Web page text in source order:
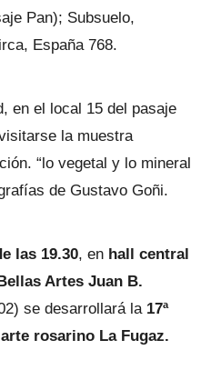
Pan); Subsuelo,
España 768.
en el local 15 del pasaje
la muestra
“lo vegetal y lo mineral
de Gustavo Goñi.
las 19.30, en hall central
Artes Juan B.
se desarrollará la 17ª
rosarino La Fugaz.